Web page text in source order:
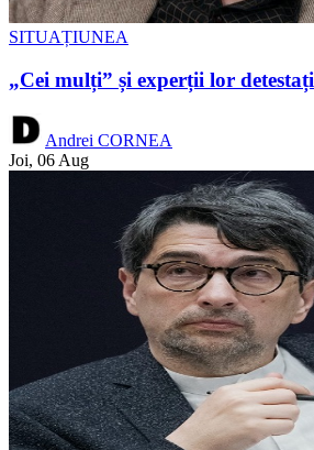
SITUAȚIUNEA
„Cei mulți” și experții lor detestați
Andrei CORNEA
Joi, 06 Aug